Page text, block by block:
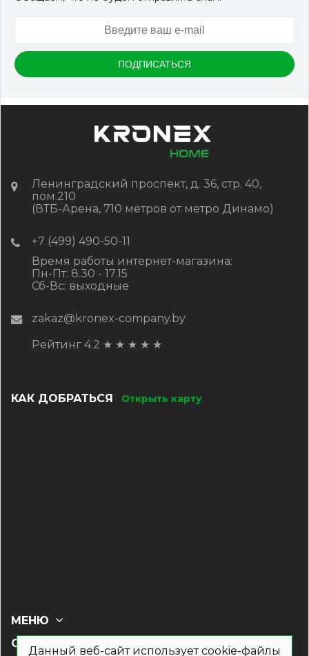
Ленинградский проспект, д. 36, стр. 40,
пом.210
(ВТБ-Арена, 710 метров от метро Динамо)
+7 (499) 490-50-11
Время работы интернет-магазина:
Пн-Пт: 8.30 - 17.15
Сб-Вс: выходные
zakaz@kronex-company.by
Рейтинг 4.2 ★ ★ ★ ★ ★
КАК ДОБРАТЬСЯ Открыть карту
СОЦ СЕТИ
МЕНЮ
Данный веб-сайт использует cookie-файлы